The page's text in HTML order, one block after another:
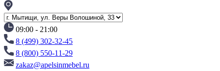
09:00 - 21:00
8 (499) 302-32-45
8 (800) 550-11-29
zakaz@apelsinmebel.ru